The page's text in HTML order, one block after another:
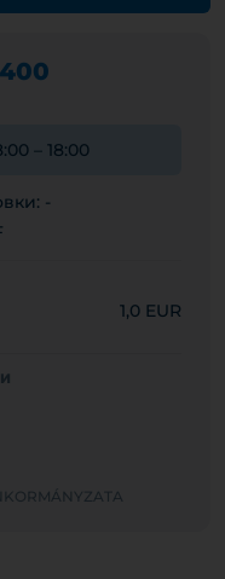
– 18:00
-
1,0 EUR